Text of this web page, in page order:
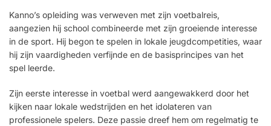
Kanno’s opleiding was verweven met zijn voetbalreis,
aangezien hij school combineerde met zijn groeiende interesse
in de sport. Hij begon te spelen in lokale jeugdcompetities, waar
hij zijn vaardigheden verfijnde en de basisprincipes van het
spel leerde.
Zijn eerste interesse in voetbal werd aangewakkerd door het
kijken naar lokale wedstrijden en het idolateren van
professionele spelers. Deze passie dreef hem om regelmatig te